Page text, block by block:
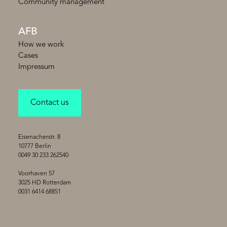
Community management
AFB
How we work
Cases
Impressum
Contact us
Eisenacherstr. 8
10777 Berlin
0049 30 233 262540
Voorhaven 57
3025 HD Rotterdam
0031 6414 68851